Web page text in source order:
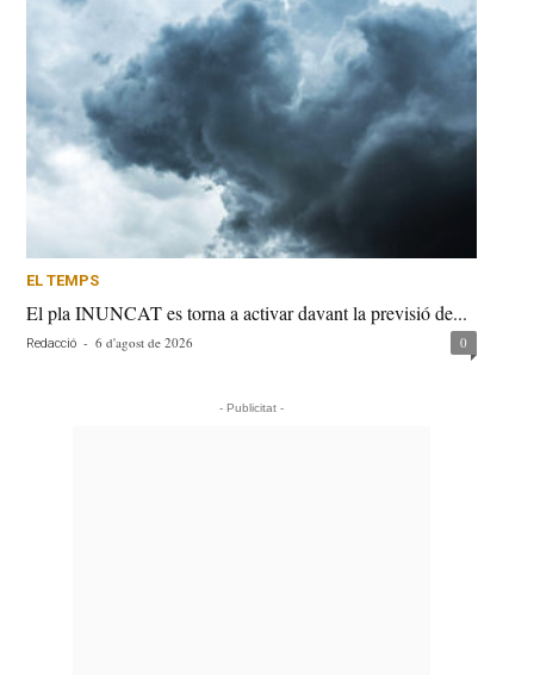
EL TEMPS
El pla INUNCAT es torna a activar davant la previsió de...
Redacció - 6 d'agost de 2026 0
- Publicitat -